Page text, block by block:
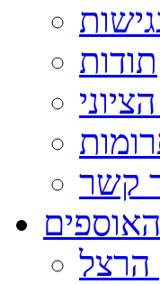
תודות
קשר
האוספים
הרצל